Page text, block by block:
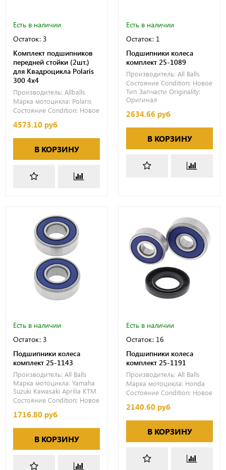
Есть в наличии
Остаток: 3
Комплект подшипников
передней стойки (2шт.)
для Квадроцикла Polaris
300 4x4
Производитель: Allballs
Марка мотоцикла: Polaris
Состояние Condition: Новое
4573.10 руб
В КОРЗИНУ
Есть в наличии
Остаток: 1
Подшипники колеса
комплект 25-1089
Производитель: All Balls
Состояние Condition: Новое
Тип Запчасти Originality:
Оригинал
2634.66 руб
В КОРЗИНУ
Есть в наличии
Остаток: 3
Подшипники колеса
комплект 25-1143
Производитель: All Balls
Марка мотоцикла: Yamaha
Suzuki Kawasaki Aprilia KTM
Состояние Condition: Новое
1716.80 руб
В КОРЗИНУ
Есть в наличии
Остаток: 16
Подшипники колеса
комплект 25-1191
Производитель: All Balls
Марка мотоцикла: Honda
Состояние Condition: Новое
2140.60 руб
В КОРЗИНУ